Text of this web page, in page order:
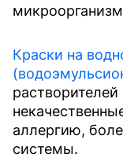
Краски на
аллергию,
системы.